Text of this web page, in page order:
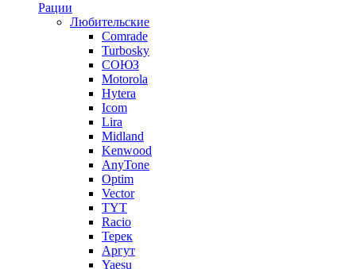
Рации
Любительские
Comrade
Turbosky
СОЮЗ
Motorola
Hytera
Icom
Lira
Midland
Kenwood
AnyTone
Optim
Vector
TYT
Racio
Терек
Аргут
Yaesu